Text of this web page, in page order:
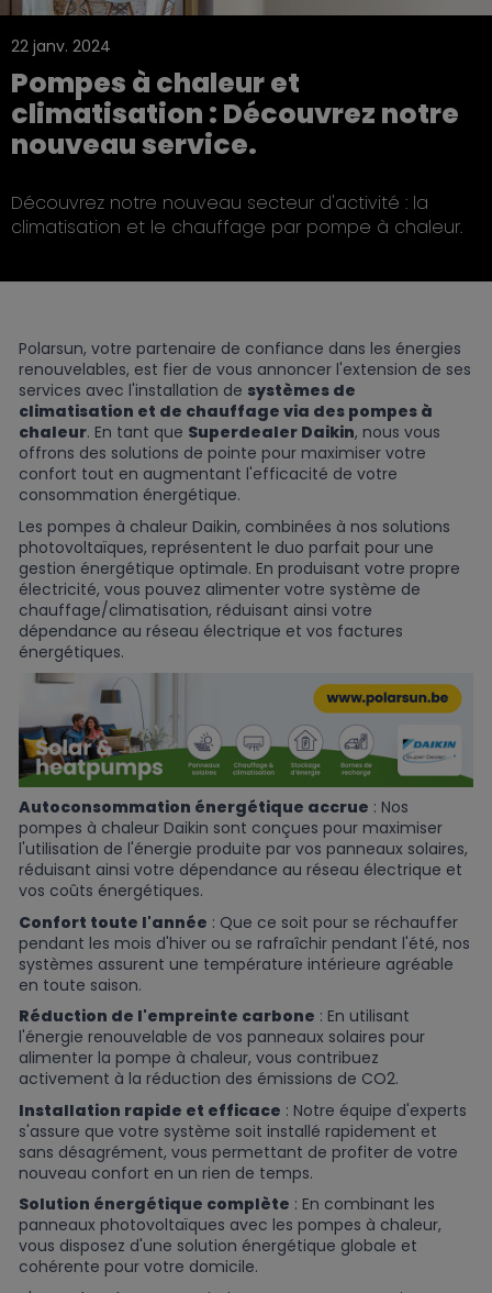
22 janv. 2024
Pompes à chaleur et
climatisation : Découvrez notre
nouveau service.
Découvrez notre nouveau secteur d'activité : la
climatisation et le chauffage par pompe à chaleur.
Polarsun, votre partenaire de confiance dans les énergies
renouvelables, est fier de vous annoncer l'extension de ses
services avec l'installation de systèmes de
climatisation et de chauffage via des pompes à
chaleur. En tant que Superdealer Daikin, nous vous
offrons des solutions de pointe pour maximiser votre
confort tout en augmentant l'efficacité de votre
consommation énergétique.
Les pompes à chaleur Daikin, combinées à nos solutions
photovoltaïques, représentent le duo parfait pour une
gestion énergétique optimale. En produisant votre propre
électricité, vous pouvez alimenter votre système de
chauffage/climatisation, réduisant ainsi votre
dépendance au réseau électrique et vos factures
énergétiques.
Autoconsommation énergétique accrue : Nos
pompes à chaleur Daikin sont conçues pour maximiser
l'utilisation de l'énergie produite par vos panneaux solaires,
réduisant ainsi votre dépendance au réseau électrique et
vos coûts énergétiques.
Confort toute l'année : Que ce soit pour se réchauffer
pendant les mois d'hiver ou se rafraîchir pendant l'été, nos
systèmes assurent une température intérieure agréable
en toute saison.
Réduction de l'empreinte carbone : En utilisant
l'énergie renouvelable de vos panneaux solaires pour
alimenter la pompe à chaleur, vous contribuez
activement à la réduction des émissions de CO2.
Installation rapide et efficace : Notre équipe d'experts
s'assure que votre système soit installé rapidement et
sans désagrément, vous permettant de profiter de votre
nouveau confort en un rien de temps.
Solution énergétique complète : En combinant les
panneaux photovoltaïques avec les pompes à chaleur,
vous disposez d'une solution énergétique globale et
cohérente pour votre domicile.